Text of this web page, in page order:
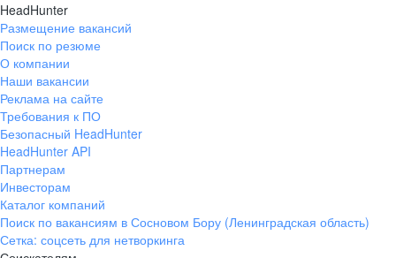
HeadHunter
Размещение вакансий
Поиск по резюме
О компании
Наши вакансии
Реклама на сайте
Требования к ПО
Безопасный HeadHunter
HeadHunter API
Партнерам
Инвесторам
Каталог компаний
Поиск по вакансиям в Сосновом Бору (Ленинградская область)
Сетка: соцсеть для нетворкинга